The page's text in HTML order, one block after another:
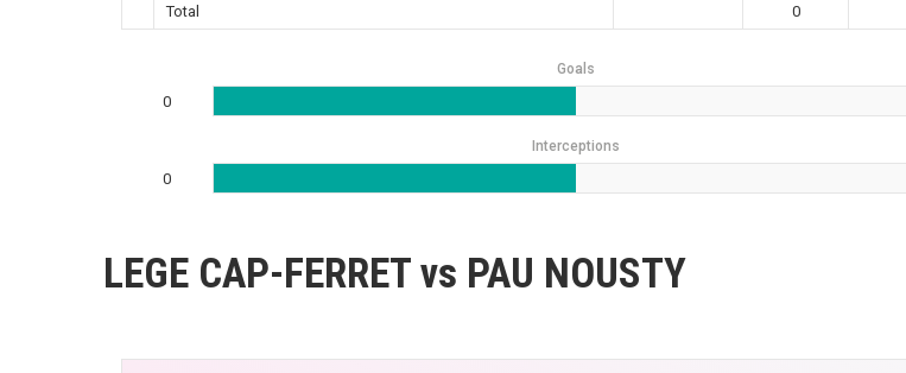
Total
0
Goals
0
Interceptions
0
LEGE CAP-FERRET vs PAU NOUSTY